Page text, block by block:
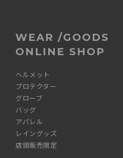
WEAR /GOODS
ONLINE SHOP
ヘルメット
プロテクター
グローブ
バッグ
アパレル
レイングッズ
店頭販売限定